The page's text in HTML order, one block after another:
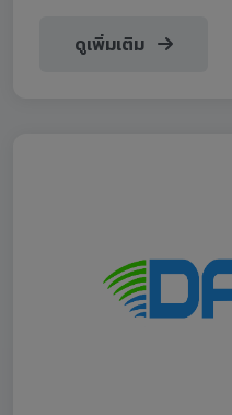
ดูเพิ่มเติม